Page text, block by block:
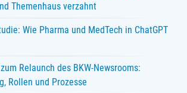
Themenhaus verzahnt
Wie Pharma und MedTech in ChatGPT
Relaunch des BKW-Newsrooms:
Rollen und Prozesse